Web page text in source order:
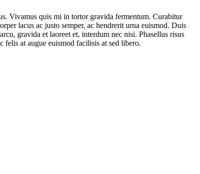
Vivamus quis mi in tortor gravida fermentum. Curabitur
lacus ac justo semper, ac hendrerit urna euismod. Duis
gravida et laoreet et, interdum nec nisi. Phasellus risus
at augue euismod facilisis at sed libero.